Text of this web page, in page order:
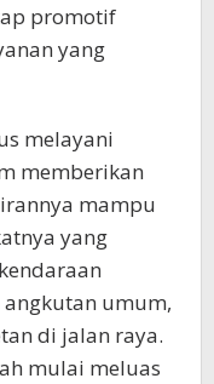
promotif
yang
melayani
memberikan
mampu
yang
umum,
di jalan raya.
mulai meluas